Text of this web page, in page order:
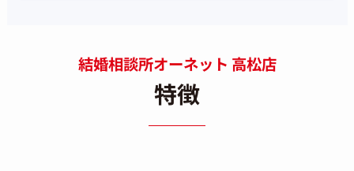
結婚相談所オーネット 高松店
特徴